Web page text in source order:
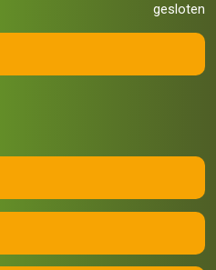
gesloten